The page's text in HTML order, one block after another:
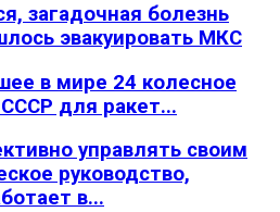
загадочная болезнь
эвакуировать МКС
в мире 24 колесное
для ракет...
управлять своим
руководство,
в...